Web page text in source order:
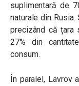
suplimentară de
naturale din Rusia.
precizând că țara
27% din
consum.
În paralel, Lavrov